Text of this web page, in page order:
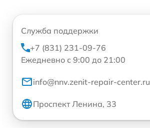
Служба поддержки
+7 (831) 231-09-76
Ежедневно с 9:00 до 21:00
info@nnv.zenit-repair-center.ru
Проспект Ленина, 33